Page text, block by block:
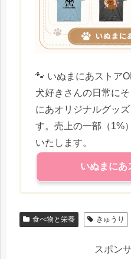
🐾 いぬまにあストア
犬好きさんの日常に
にあオリジナルグッ
す。売上の一部（1%
いたします。
いぬまにあ
食べ物と栄養 きゅうり
スポン